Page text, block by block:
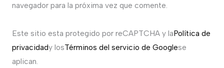
navegador para la próxima vez que comente.
Este sitio esta protegido por reCAPTCHA y laPolítica de
privacidady losTérminos del servicio de Googlese
aplican.